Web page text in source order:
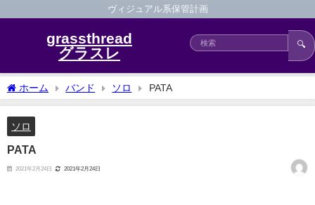
ヴィジュアル系保管計画
grassthread
グラスレ
🔍
ホーム バンド ソロ PATA
ソロ
PATA
2021年2月24日 2021年2月24日